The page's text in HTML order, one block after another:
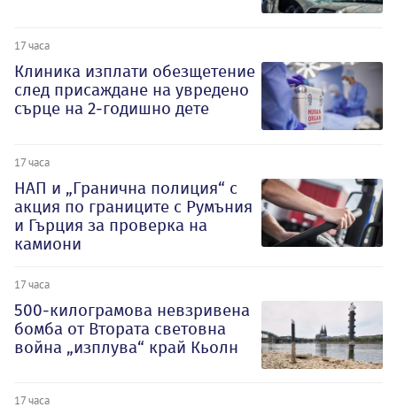
17 часа
Клиника изплати обезщетение
след присаждане на увредено
сърце на 2-годишно дете
17 часа
НАП и „Гранична полиция“ с
акция по границите с Румъния
и Гърция за проверка на
камиони
17 часа
500-килограмова невзривена
бомба от Втората световна
война „изплува“ край Кьолн
17 часа